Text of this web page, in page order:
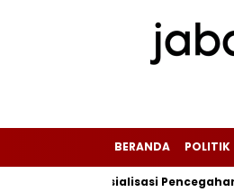
BERANDA POLITIK
Sosialisasi Pencegahan